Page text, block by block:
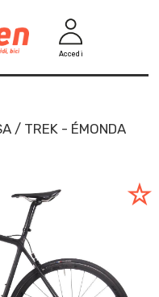
Accedi
/ TREK - ÉMONDA